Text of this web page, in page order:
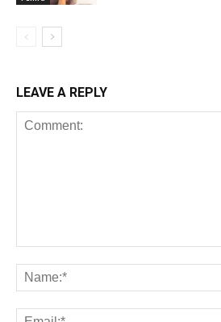
LEAVE A REPLY